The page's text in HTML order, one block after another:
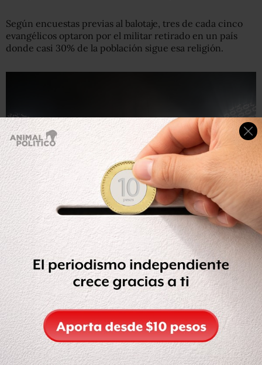
Según encuestas previas al balotaje, tres de cada cinco
evangélicos optaron por el militar retirado en un país
donde casi 30% de la población sigue esa religión.
Getty Images
El apoyo de líderes evangélicos fue crucial para la victoria
de Jair Bolsonaro.
Los moviliza sobre todo su oposición al aborto ya lo que
denominan como "ideología de género", incluida la
enseñanza en aulas de temas como el respeto a la
diversidad sexual, los derechos gay y la igualdad de
género.